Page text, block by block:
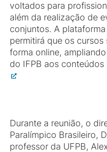
voltados para
além da realização de
conjuntos. A
permitirá que os
forma online,
do IFPB aos conteúdos
Durante a reunião, o
Paralímpico Brasileiro,
professor da UFPB,